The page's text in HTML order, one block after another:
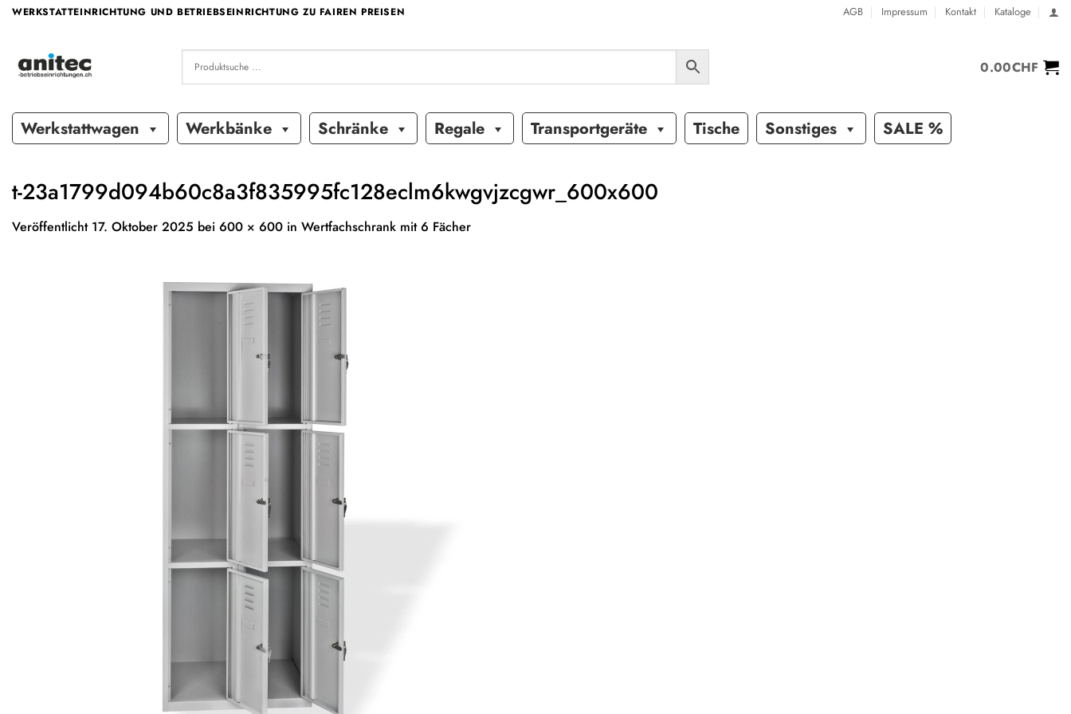
ZumWERKSTATTEINRICHTUNG UND BETRIEBSEINRICHTUNG ZU FAIREN PREISEN AGB Impressum Kontakt Kataloge
0.00CHF
Werkstattwagen Werkbänke Schränke Regale Transportgeräte Tische Sonstiges SALE %
t-23a1799d094b60c8a3f835995fc128eclm6kwgvjzcgwr_600x600
Veröffentlicht 17. Oktober 2025 bei 600 × 600 in Wertfachschrank mit 6 Fächer